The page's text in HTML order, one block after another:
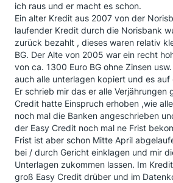
ich raus und er macht es schon.
Ein alter Kredit aus 2007 von der
laufender Kredit durch die Norisbank
zurück bezahlt , dieses waren relativ
BG. Der Alte von 2005 war ein recht
von ca. 1300 Euro BG ohne Zinsen
auch alle unterlagen kopiert und es
Er schrieb mir das er alle Verjährungen
Credit hatte Einspruch erhoben ,wie
noch mal die Banken angeschrieben
der Easy Credit noch mal ne Frist
Frist ist aber schon Mitte April
bei / durch Gericht einklagen und mir
Unterlagen zukommen lassen. Im
groß Easy Credit drüber und im